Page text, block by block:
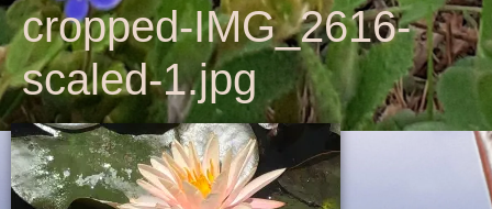
cropped-IMG_2616-
scaled-1.jpg